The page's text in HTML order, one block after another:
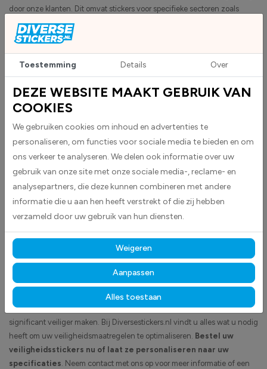
door onze klanten. Dit omvat stickers voor specifieke sectoren zoals
bouw, logistiek, chemische industrieën en meer. Of u nu stickers nodig
heeft voor het aanduiden van gevaarlijke stoffen, brandpreventie of
OP MAAT GEMAAKTE
VEILIGHEIDSSTICKERS
Kan u niet vinden wat u zoekt? Geen probleem! Bij Diversestickers.nl
geloven we in flexibiliteit en personalisatie. Als u een specifieke
werken samen met u om een uniek ontwerp te creëren dat precies past
bij uw behoeften. Of u nu een specifieke tekst, logo of afbeelding wilt
toevoegen, wij zorgen ervoor dat uw sticker exact wordt zoals u het
wenst.
BESTEL JE VEILIGHEIDSSTICKERS
NU OF PERSONALISEER ZE
Veiligheid is geen optie, maar een noodzaak. Met de juiste
veiligheidsstickerskunt u uw werkplek of openbaar gebied
significant veiliger maken. Bij Diversestickers.nl vindt u alles wat u nodig
heeft om uw veiligheidsmaatregelen te optimaliseren. Bestel uw
veiligheidsstickers nu of laat ze personaliseren naar uw
specificaties. Neem contact met ons op voor meer informatie of een
Toestemming Details Over
DEZE WEBSITE MAAKT GEBRUIK VAN
COOKIES
We gebruiken cookies om inhoud en advertenties te
personaliseren, om functies voor sociale media te bieden en om
ons verkeer te analyseren. We delen ook informatie over uw
gebruik van onze site met onze sociale media-, reclame- en
analysepartners, die deze kunnen combineren met andere
informatie die u aan hen heeft verstrekt of die zij hebben
verzameld door uw gebruik van hun diensten.
Weigeren
Aanpassen
Alles toestaan